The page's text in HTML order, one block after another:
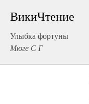
ВикиЧтение
Улыбка фортуны
Мюге С Г